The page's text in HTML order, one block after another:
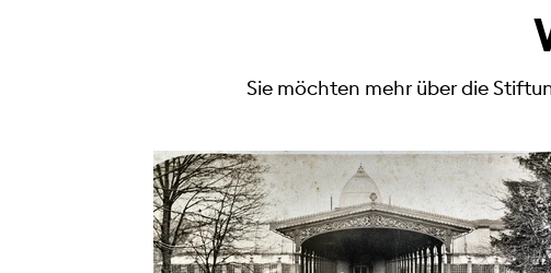
Sie möchten mehr über die